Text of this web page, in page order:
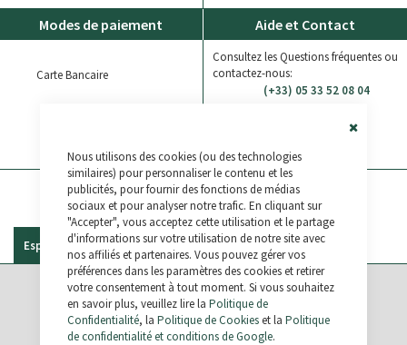
Bar
Nous utilisons des cookies (ou des technologies
similaires) pour personnaliser le contenu et les
publicités, pour fournir des fonctions de médias
sociaux et pour analyser notre trafic. En cliquant sur
"Accepter", vous acceptez cette utilisation et le partage
d'informations sur votre utilisation de notre site avec
nos affiliés et partenaires. Vous pouvez gérer vos
préférences dans les paramètres des cookies et retirer
votre consentement à tout moment. Si vous souhaitez
en savoir plus, veuillez lire la Politique de
Confidentialité, la Politique de Cookieset la Politique
de confidentialité et conditions de Google.
Modes de paiement
Carte Bancaire
Paypal
Aide et Contact
Consultez les Questions fréquentes ou
contactez-nous:
(+33) 05 33 52 08 04
Especificaciones
Spécifications
Détails Commentaires